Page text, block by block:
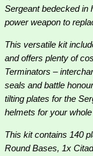
Sergeant bedecked in
power weapon to
This versatile kit
and offers plenty of
Terminators –
seals and battle
tilting plates for the
helmets for your
This kit contains 140
Round Bases, 1x